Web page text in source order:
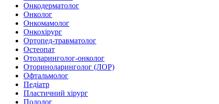
Онкодерматолог
Онколог
Онкомамолог
Онкохірург
Ортопед-травматолог
Остеопат
Отоларинголог-онколог
Оториноларинголог (ЛОР)
Офтальмолог
Педіатр
Пластичний хірург
Подолог